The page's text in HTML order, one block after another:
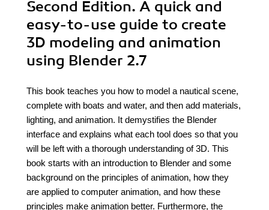
Second Edition. A quick and
easy-to-use guide to create
3D modeling and animation
using Blender 2.7
This book teaches you how to model a nautical scene,
complete with boats and water, and then add materials,
lighting, and animation. It demystifies the Blender
interface and explains what each tool does so that you
will be left with a thorough understanding of 3D. This
book starts with an introduction to Blender and some
background on the principles of animation, how they
are applied to computer animation, and how these
principles make animation better. Furthermore, the